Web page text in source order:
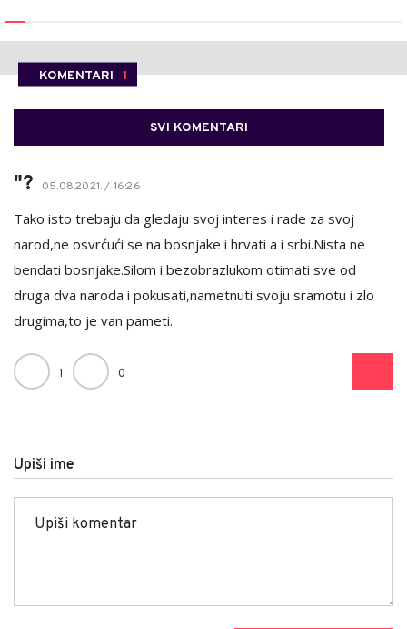
KOMENTARI 1
SVI KOMENTARI
"? 05.08.2021. / 16:26
Tako isto trebaju da gledaju svoj interes i rade za svoj
narod,ne osvrćući se na bosnjake i hrvati a i srbi.Nista ne
bendati bosnjake.Silom i bezobrazlukom otimati sve od
druga dva naroda i pokusati,nametnuti svoju sramotu i zlo
drugima,to je van pameti.
1 0
Upiši ime